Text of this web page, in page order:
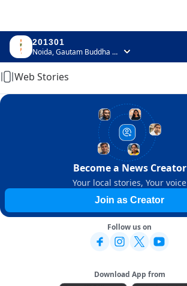
201301
Noida, Gautam Buddha Nagar, Uttar Pradesh
Home
Web Stories
Become a News Creator
Your local stories, Your voice
Join as Creator
Follow us on
Download App from